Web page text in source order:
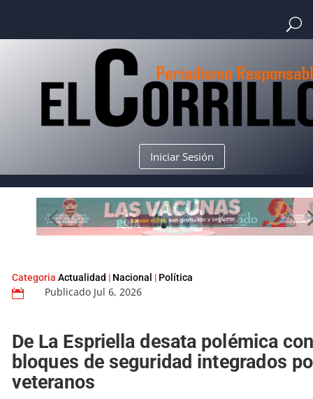
Iniciar Sesión
 Publicado Jul 6, 2026
De La Espriella desata polémica
bloques de seguridad integrados
veteranos